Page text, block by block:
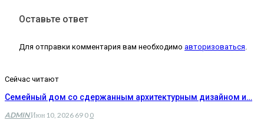
Оставьте ответ
Для отправки комментария вам необходимо авторизоваться
Сейчас читают
Семейный дом со сдержанным архитектурным дизайном и…
ADMINИюн 10, 2026 69 0 0